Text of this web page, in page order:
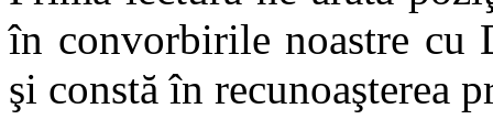
în convorbirile noastre cu
şi constă în recunoaşterea